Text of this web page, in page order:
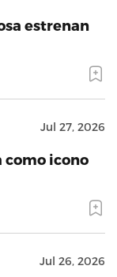
estrenan
Jul 27, 2026
como icono
Jul 26, 2026